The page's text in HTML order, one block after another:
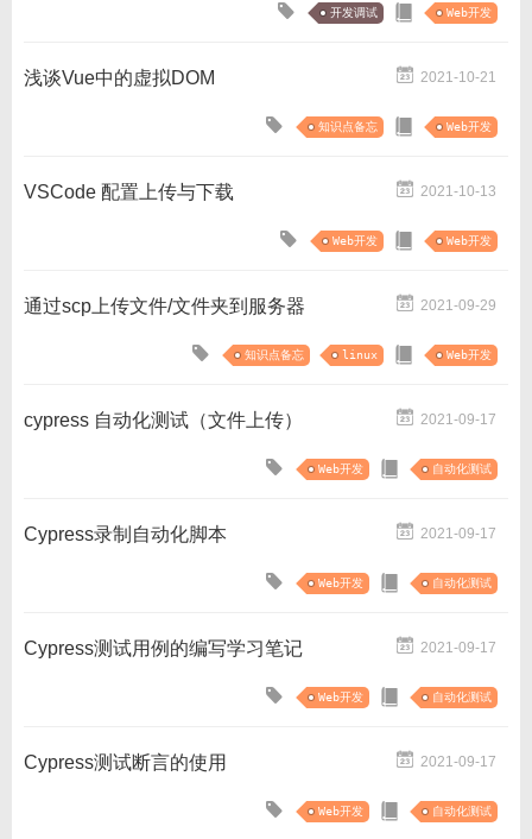
开发调试 Web开发
2021-10-21
浅谈Vue中的虚拟DOM
知识点备忘 Web开发
2021-10-13
VSCode 配置上传与下载
Web开发 Web开发
2021-09-29
通过scp上传文件/文件夹到服务器
知识点备忘 linux Web开发
2021-09-17
cypress 自动化测试（文件上传）
Web开发 自动化测试
2021-09-17
Cypress录制自动化脚本
Web开发 自动化测试
2021-09-17
Cypress测试用例的编写学习笔记
Web开发 自动化测试
2021-09-17
Cypress测试断言的使用
Web开发 自动化测试